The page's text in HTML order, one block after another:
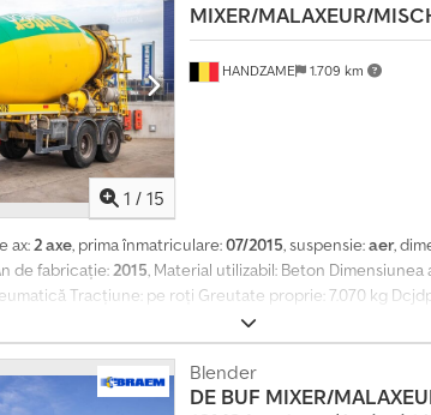
8
5
9
1 / 15
HANDZAME 1.709 km
MIXER/MALAXEUR/
ax:2 axe, prima înmatriculare:07/2015, suspensie:aer,
de fabricație:2015, Material utilizabil: Beton Dimensiunea
Tracțiune: pe roți Greutate proprie: 7.070 kg
Blender
DE BUF MIXER/